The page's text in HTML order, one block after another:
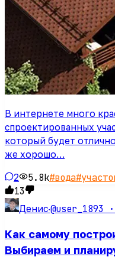
В интернете много
спроектированных
который будет
же хорошо…
2 5.8k#вода#
13
Денис·@user_1893 ·
Как самому
Выбираем и